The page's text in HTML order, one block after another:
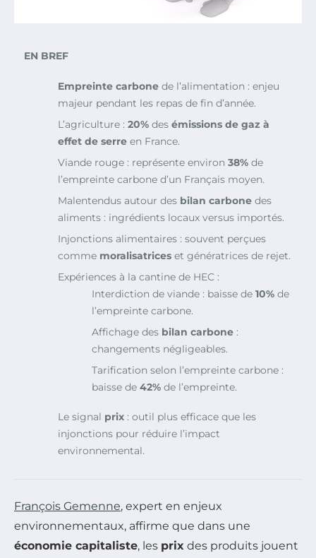
EN BREF
Empreinte carbone de l’alimentation : enjeu
majeur pendant les repas de fin d’année.
L’agriculture : 20% des émissions de gaz à
effet de serre en France.
Viande rouge : représente environ 38% de
l’empreinte carbone d’un Français moyen.
Malentendus autour des bilan carbone des
aliments : ingrédients locaux versus importés.
Injonctions alimentaires : souvent perçues
comme moralisatrices et génératrices de rejet.
Expériences à la cantine de HEC :
Interdiction de viande : baisse de 10% de
l’empreinte carbone.
Affichage des bilan carbone :
changements négligeables.
Tarification selon l’empreinte carbone :
baisse de 42% de l’empreinte.
Le signal prix : outil plus efficace que les
injonctions pour réduire l’impact
environnemental.
François Gemenne, expert en enjeux
environnementaux, affirme que dans une
économie capitaliste, les prix des produits jouent